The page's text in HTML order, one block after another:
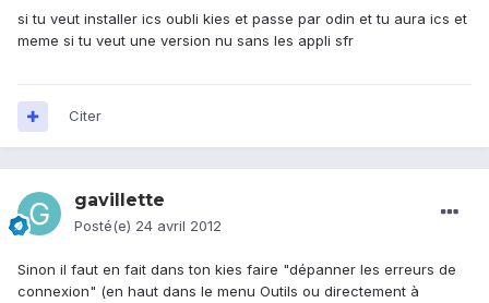
si tu veut installer ics oubli kies et passe par odin et tu aura ics et
meme si tu veut une version nu sans les appli sfr
Citer
gavillette
Posté(e) 24 avril 2012
Sinon il faut en fait dans ton kies faire "dépanner les erreurs de
connexion" (en haut dans le menu Outils ou directement à